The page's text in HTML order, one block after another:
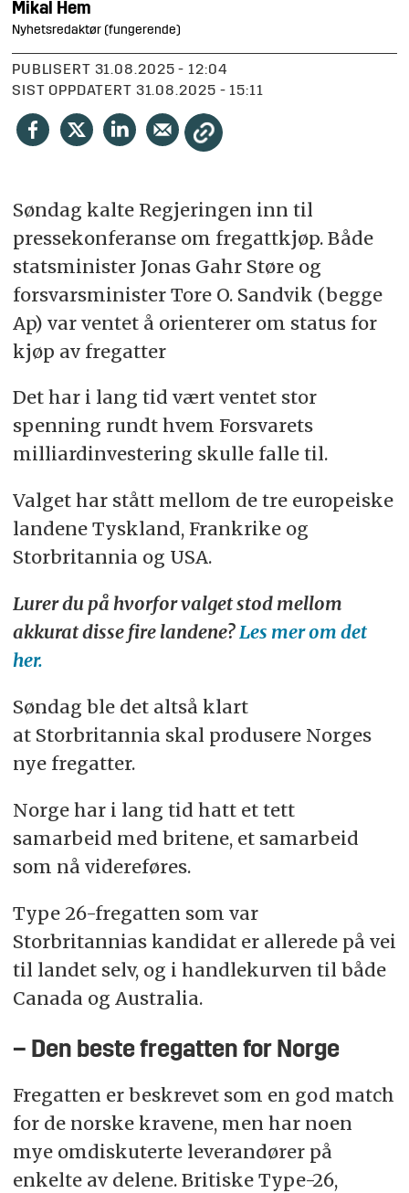
Mikal Hem
Nyhetsredaktør (fungerende)
PUBLISERT
31.08.2025 - 12:04
SIST OPPDATERT
31.08.2025 - 15:11
Søndag kalte Regjeringen inn til
pressekonferanse om fregattkjøp. Både
statsminister Jonas Gahr Støre og
forsvarsminister Tore O. Sandvik (begge
Ap) var ventet å orienterer om status for
kjøp av fregatter
Det har i lang tid vært ventet stor
spenning rundt hvem Forsvarets
milliardinvestering skulle falle til.
Valget har stått mellom de tre europeiske
landene Tyskland, Frankrike og
Storbritannia og USA.
Lurer du på hvorfor valget stod mellom
akkurat disse fire landene? Les mer om det
her.
Søndag ble det altså klart
at Storbritannia skal produsere Norges
nye fregatter.
Norge har i lang tid hatt et tett
samarbeid med britene, et samarbeid
som nå videreføres.
Type 26-fregatten som var
Storbritannias kandidat er allerede på vei
til landet selv, og i handlekurven til både
Canada og Australia.
– Den beste fregatten for Norge
Fregatten er beskrevet som en god match
for de norske kravene, men har noen
mye omdiskuterte leverandører på
enkelte av delene. Britiske Type-26,